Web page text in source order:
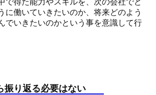
に働いていきたいのか、将来どのよう
でいきたいのかという事を意識して行
振り返る必要はない